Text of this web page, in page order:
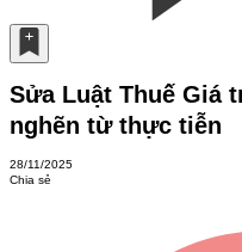
Sửa Luật Thuế Giá
nghẽn từ thực tiễn
28/11/2025
Chia sẻ